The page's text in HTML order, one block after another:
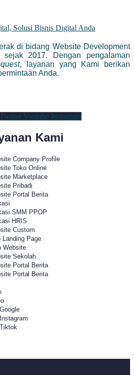
di bidang Website Development
2017. Dengan pengalaman
, layanan yang Kami berikan
Anda.
Twitter Youtube Instagram
Kami
Company Profile
Toko Online
Marketplace
Pribadi
Portal Berita
SMM PPOP
HRIS
Custom
Landing Page
Website
Sekolah
Portal Berita
Portal Berita